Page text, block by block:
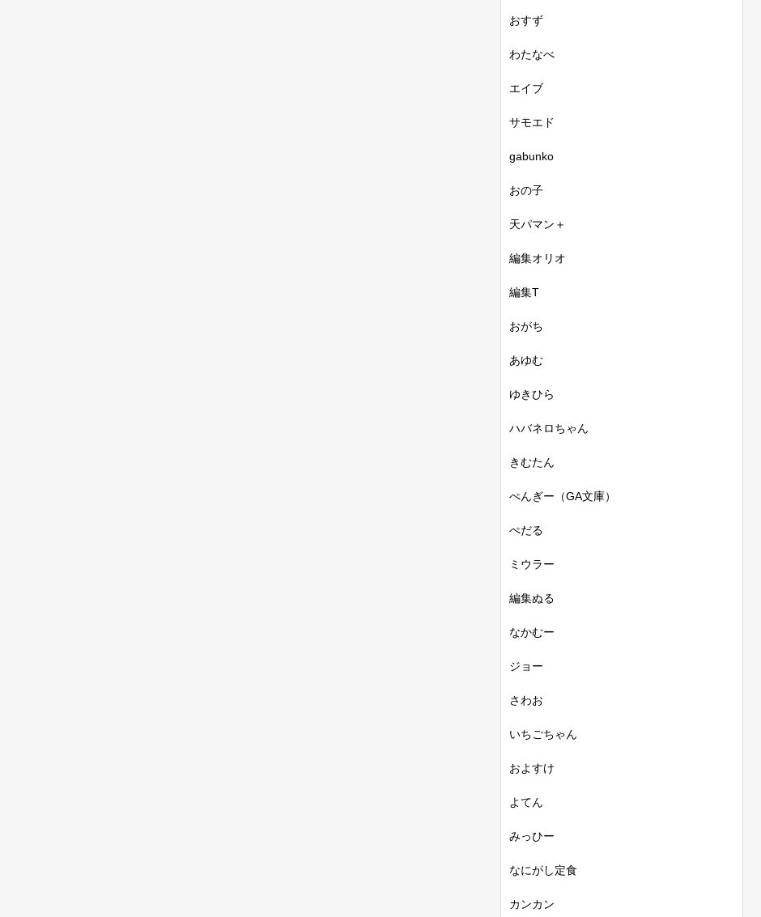
おすず
わたなべ
エイブ
サモエド
gabunko
おの子
天パマン＋
編集オリオ
編集T
おがち
あゆむ
ゆきひら
ハバネロちゃん
きむたん
ぺんぎー（GA文庫）
ぺだる
ミウラー
編集ぬる
なかむー
ジョー
さわお
いちごちゃん
およすけ
よてん
みっひー
なにがし定食
カンカン